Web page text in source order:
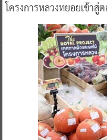
โครงการหลวงทยอยเข้าสู่